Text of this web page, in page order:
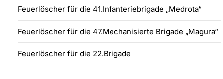
Feuerlöscher für die 41.Infanteriebrigade „Medrota“
Feuerlöscher für die 47.Mechanisierte Brigade „Magura“
Feuerlöscher für die 22.Brigade